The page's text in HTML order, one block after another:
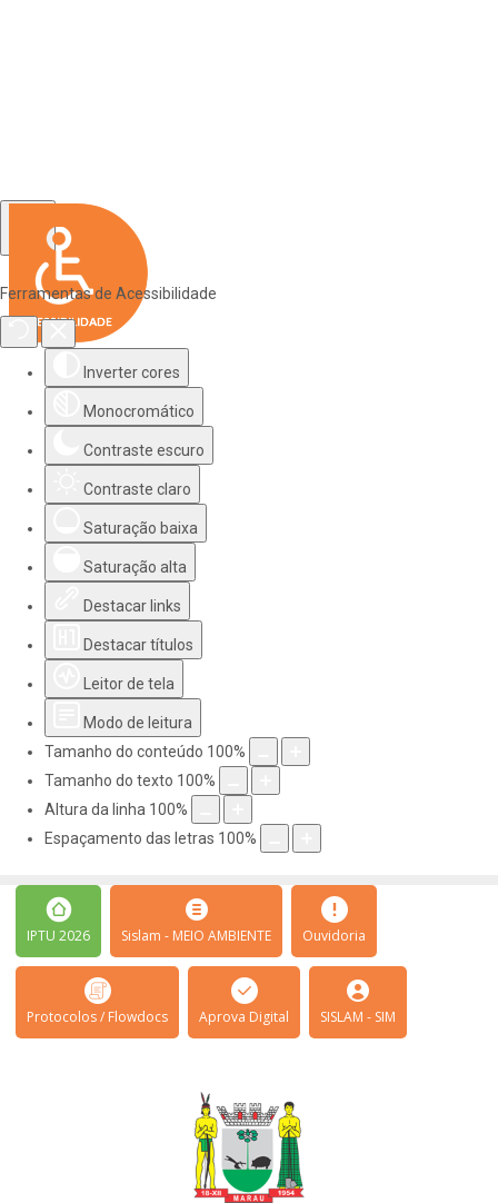
Ferramentas de Acessibilidade
Inverter cores
Monocromático
Contraste escuro
Contraste claro
Saturação baixa
Saturação alta
Destacar links
Destacar títulos
Leitor de tela
Modo de leitura
Tamanho do conteúdo 100%
Tamanho do texto 100%
Altura da linha 100%
Espaçamento das letras 100%
IPTU 2026 Sislam - MEIO AMBIENTE Ouvidoria
Protocolos / Flowdocs Aprova Digital SISLAM - SIM